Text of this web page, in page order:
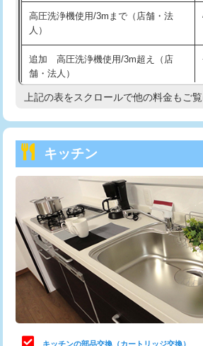
持込商品取付（単水栓）
持込商品取付（混合水栓）
持込商品取付（浄水器・分岐水栓）
持込商品取付（温水洗浄便座）
持込商品取付（普通便座⇔温水洗浄便
給水管工事※（ホール加工)
給水管工事※（バンド止め)
給水管工事※（支持金具設置)
給水管工事※（保温材使用（バンド止
め込み）)
給水管工事※（土の掘削・埋め戻し作
給水管工事※（塩ビ管（VP・HI）使
高圧洗浄機使用/3mまで（店舗・法
人）
追加 高圧洗浄機使用/3m超え（店
舗・法人）
高度高圧洗浄換
トーラー機使用/3mまで
追加トーラー機使用/3m超え
カメラ調査
桝清掃
止水・漏水調査・防水処理・清掃・修
理・調整・分解・加工など（軽作業）
止水・漏水調査・防水処理・清掃・修
理・調整・分解・加工など（中作業）
上記の表をスクロールで他の料金もご覧
キッチン
キッチンの部品交換（カートリッジ交換）